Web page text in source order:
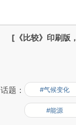
[《比较》印刷版，
话题： #气候变化
#能源